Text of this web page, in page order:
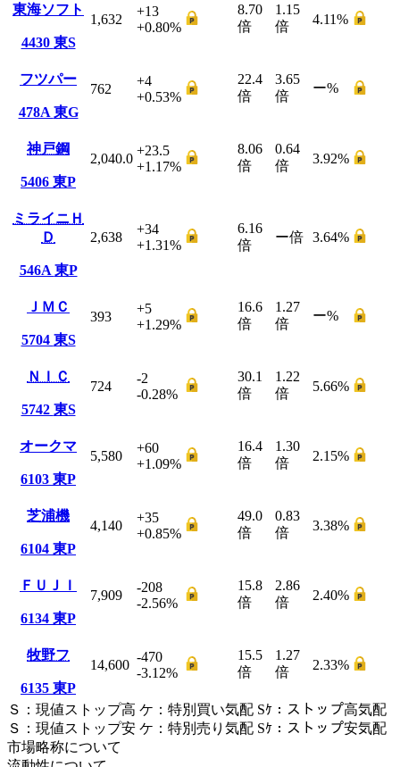
東海ソフト
4430 東S
1,632
+13
+0.80%
8.70
倍
1.15
倍
4.11%
フツパー
478A 東G
762
+4
+0.53%
22.4
倍
3.65
倍
ー%
神戸鋼
5406 東P
2,040.0
+23.5
+1.17%
8.06
倍
0.64
倍
3.92%
ミライニＨ
Ｄ
546A 東P
2,638
+34
+1.31%
6.16
倍
ー倍 3.64%
ＪＭＣ
5704 東S
393
+5
+1.29%
16.6
倍
1.27
倍
ー%
ＮＩＣ
5742 東S
724
-2
-0.28%
30.1
倍
1.22
倍
5.66%
オークマ
6103 東P
5,580
+60
+1.09%
16.4
倍
1.30
倍
2.15%
芝浦機
6104 東P
4,140
+35
+0.85%
49.0
倍
0.83
倍
3.38%
ＦＵＪＩ
6134 東P
7,909
-208
-2.56%
15.8
倍
2.86
倍
2.40%
牧野フ
6135 東P
14,600
-470
-3.12%
15.5
倍
1.27
倍
2.33%
Ｓ ： 現値ストップ高 ケ ： 特別買い気配 Sｹ ： ストップ高気配
Ｓ ： 現値ストップ安 ケ ： 特別売 り 気配 Sｹ ： ストップ安気配
市場略称について